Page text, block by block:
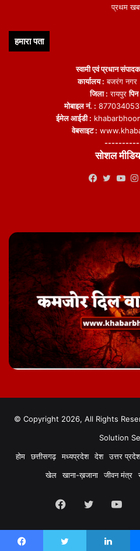
प्रथम
हमारा पता
स्वामी एवं प्रधान
कार्यालय : बजरंग नगर
जिला : रायपुरपिन
मोबाइल नं. :
ईमेल आईडी :
वेबसाइट :
सोशल
© Copyright 2026, All Rights
Solution
होम
छत्तीसगढ़ मध्यप्रदेश देश उत्तर प्रदेश
खेल
खाना-ख़जाना जीवन मंत्र
Facebook
Twitter